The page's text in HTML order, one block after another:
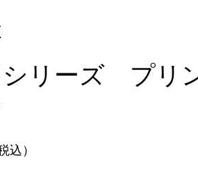
シリーズ プリ
込）